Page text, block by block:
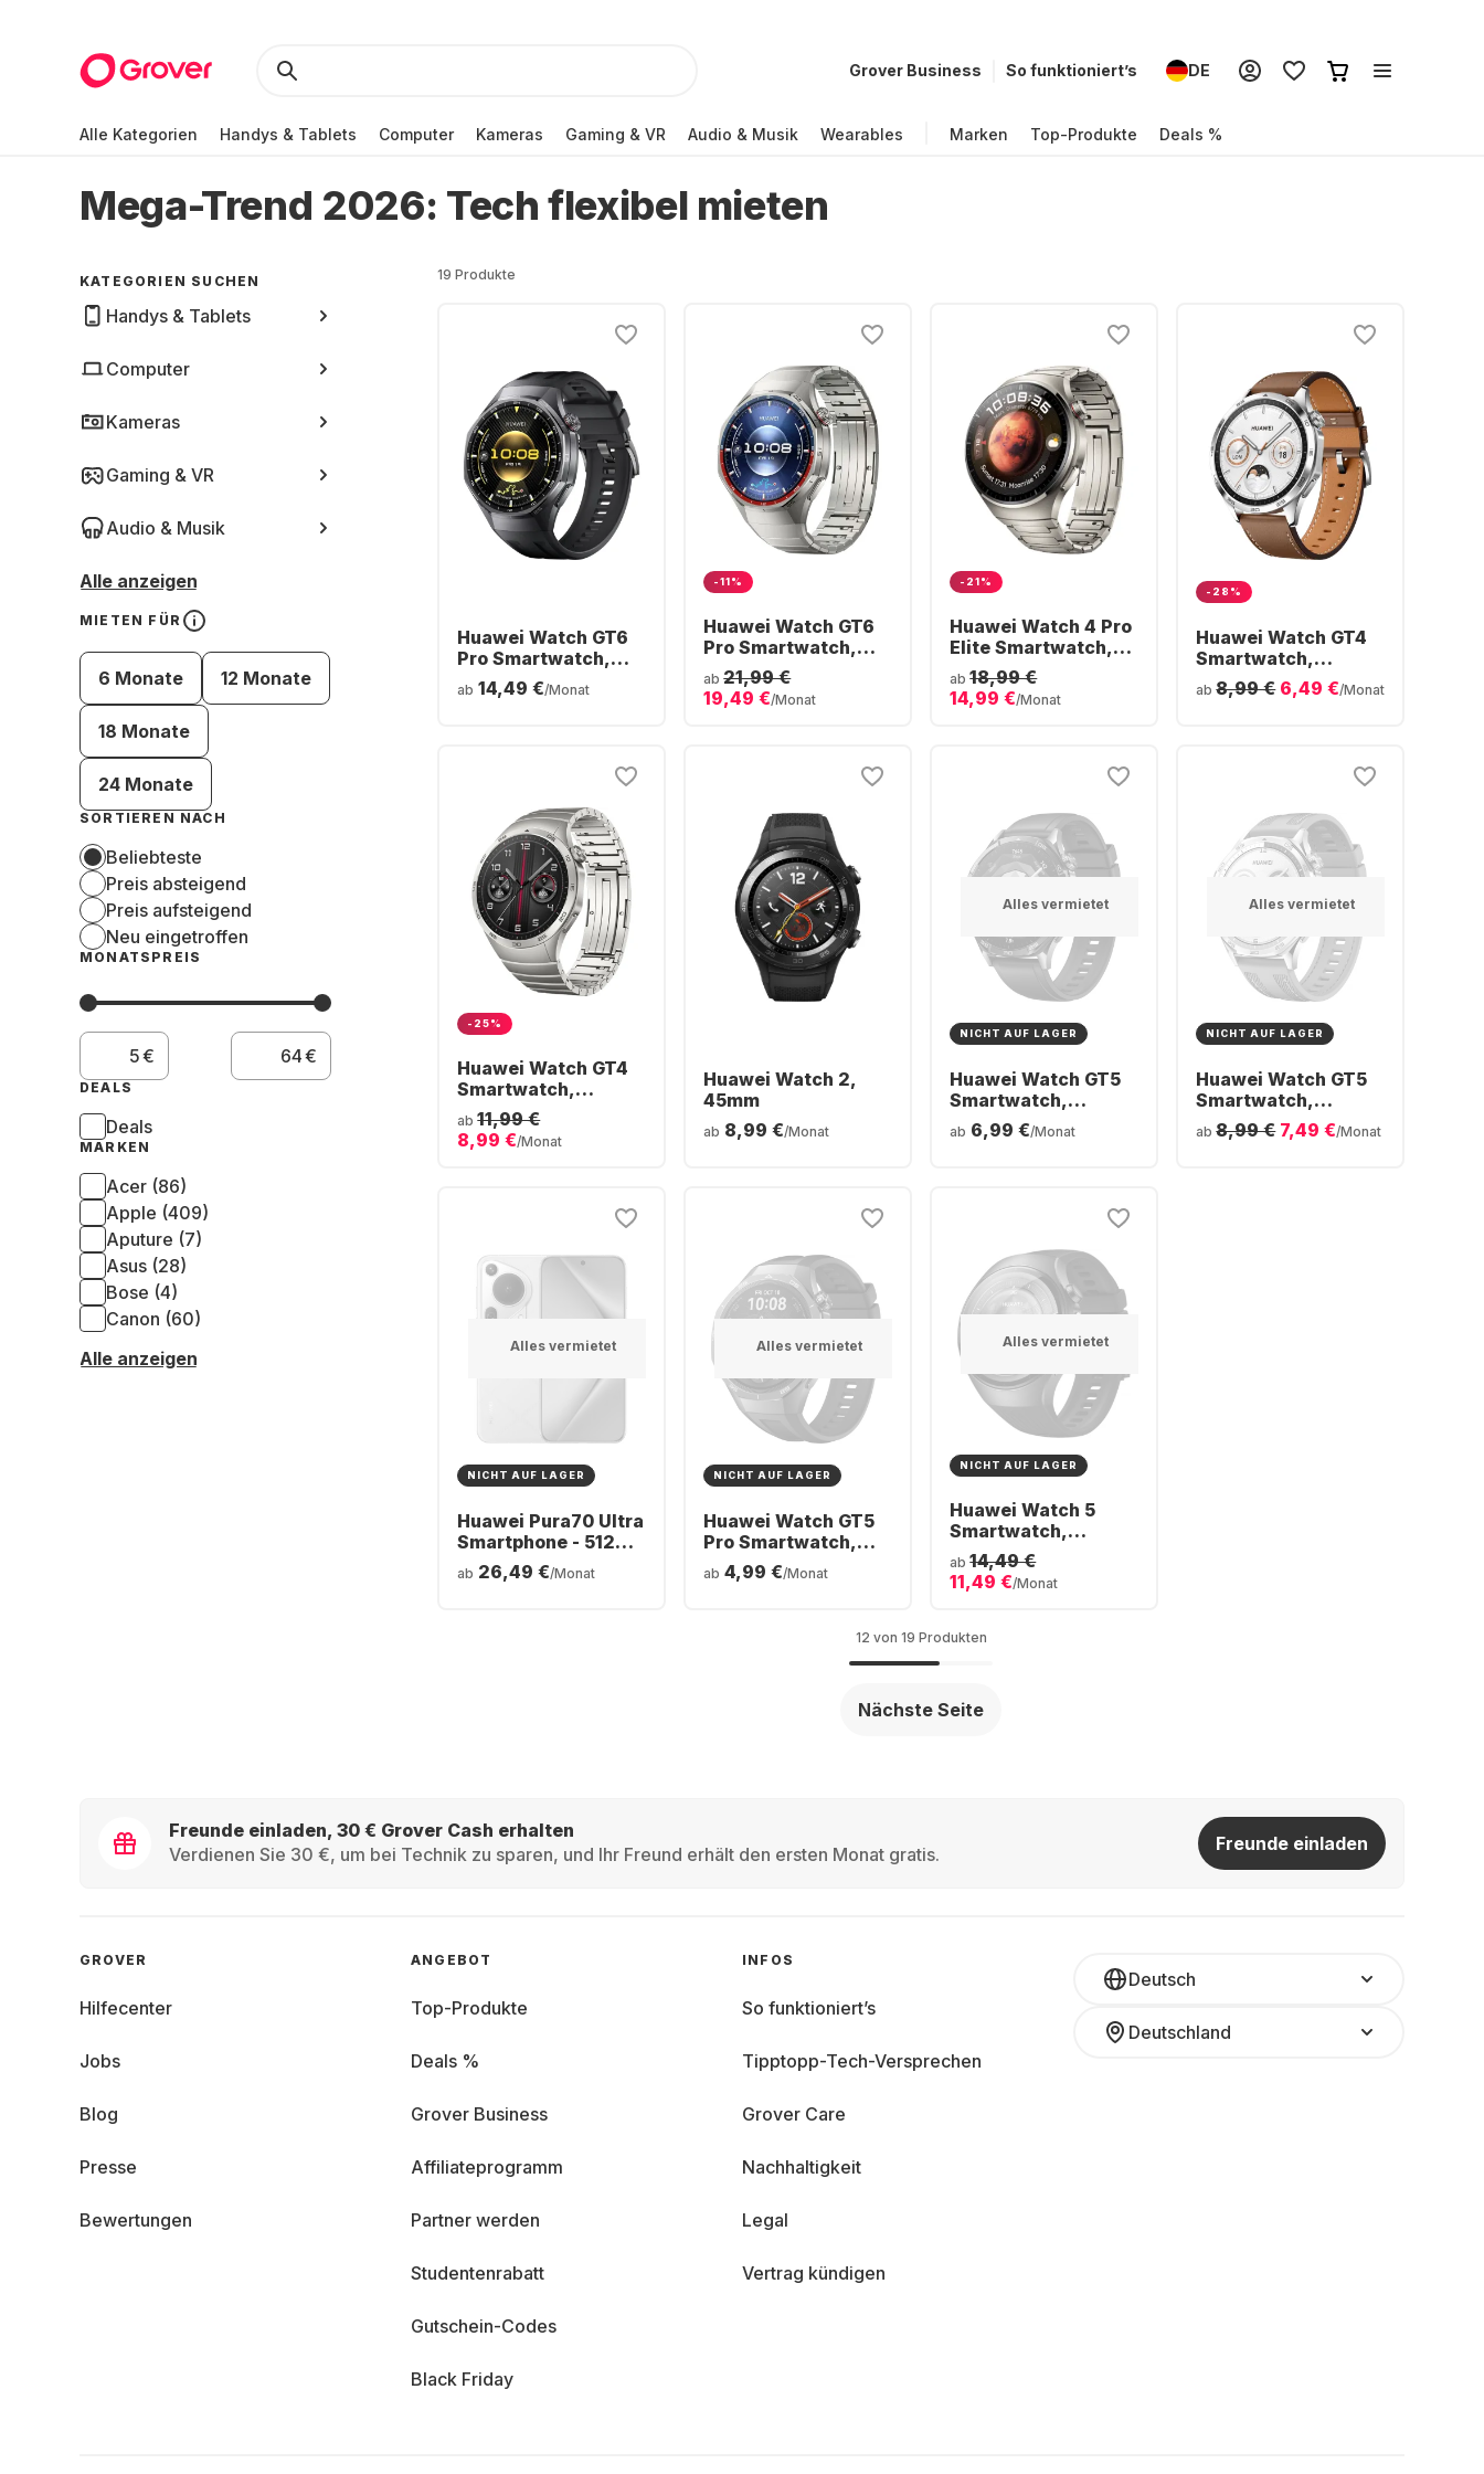
Grover Business So funktioniert’s DE
Alle Kategorien Handys & Tablets Computer Kameras Gaming & VR Audio & Musik Wearables Marken Top-Produkte Deals %
Mega-Trend 2026: Tech flexibel mieten
KATEGORIEN SUCHEN
Handys & Tablets
Computer
Kameras
Gaming & VR
Audio & Musik
Alle anzeigen
MIETEN FÜR
6 Monate 12 Monate
18 Monate
24 Monate
SORTIEREN NACH
Beliebteste
Preis absteigend
Preis aufsteigend
Neu eingetroffen
MONATSPREIS
€ €
DEALS
Deals
MARKEN
Acer (86)
Apple (409)
Aputure (7)
Asus (28)
Bose (4)
Canon (60)
Alle anzeigen
19 Produkte
Huawei Watch GT6
Pro Smartwatch,
Titan-Gehäuse,
46 mm
ab 14,49 €/Monat
-11%
Huawei Watch GT6
Pro Smartwatch,
Titan-Gehäuse, 46
mm
ab 21,99 €
19,49 €/Monat
-21%
Huawei Watch 4 Pro
Elite Smartwatch,
Stainless Steel,
48mm
ab 18,99 €
14,99 €/Monat
-28%
Huawei Watch GT4
Smartwatch,
Stainless Steel
Case, 46mm
ab 8,99 € 6,49 €/Monat
-25%
Huawei Watch GT4
Smartwatch,
Stainless Steel
Case, 46mm
ab 11,99 €
8,99 €/Monat
Huawei Watch 2,
45mm
ab 8,99 €/Monat
Alles vermietet
NICHT AUF LAGER
Huawei Watch GT5
Smartwatch,
Stainless Steel
Case, 46mm
ab 6,99 €/Monat
Alles vermietet
NICHT AUF LAGER
Huawei Watch GT5
Smartwatch,
Stainless Steel
Case, 46mm
ab 8,99 € 7,49 €/Monat
Alles vermietet
NICHT AUF LAGER
Huawei Pura70 Ultra
Smartphone - 512GB
- Dual SIM
ab 26,49 €/Monat
Alles vermietet
NICHT AUF LAGER
Huawei Watch GT5
Pro Smartwatch,
Titanium Case,
46mm
ab 4,99 €/Monat
Alles vermietet
NICHT AUF LAGER
Huawei Watch 5
Smartwatch,
Edelstahlgehäuse,
46 mm
ab 14,49 €
11,49 €/Monat
12 von 19 Produkten
Nächste Seite
Freunde einladen, 30 € Grover Cash erhalten
Verdienen Sie 30 €, um bei Technik zu sparen, und Ihr Freund erhält den ersten Monat gratis.
Freunde einladen
Deutsch
Deutschland
GROVER
Hilfecenter
Jobs
Blog
Presse
Bewertungen
ANGEBOT
Top-Produkte
Deals %
Grover Business
Affiliateprogramm
Partner werden
Studentenrabatt
Gutschein-Codes
Black Friday
INFOS
So funktioniert’s
Tipptopp-Tech-Versprechen
Grover Care
Nachhaltigkeit
Legal
Vertrag kündigen